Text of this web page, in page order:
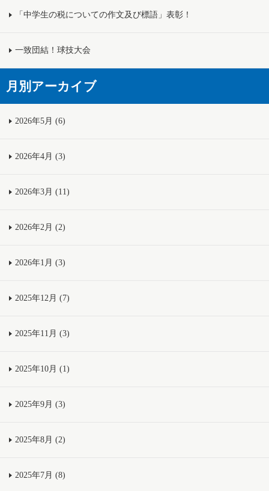
「中学生の税についての作文及び標語」表彰！
一致団結！球技大会
月別アーカイブ
2026年5月 (6)
2026年4月 (3)
2026年3月 (11)
2026年2月 (2)
2026年1月 (3)
2025年12月 (7)
2025年11月 (3)
2025年10月 (1)
2025年9月 (3)
2025年8月 (2)
2025年7月 (8)